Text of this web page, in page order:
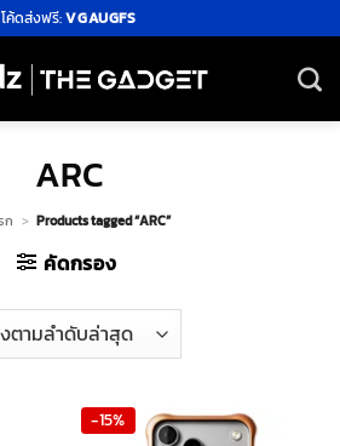
โค้ดส่งฟรี:VGAUGFS
ARC
ก > Products tagged “ARC”
คัดกรอง
-15%